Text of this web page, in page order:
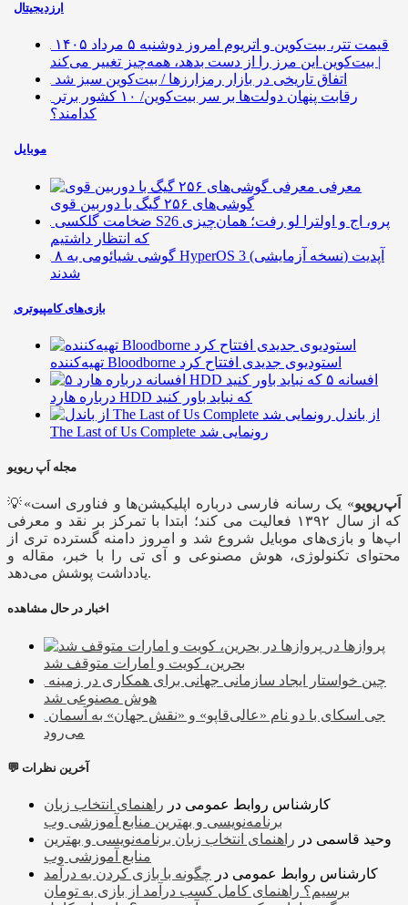
ارزدیجیتال
قیمت تتر، بیت‌کوین و اتریوم امروز دوشنبه ۵ مرداد ۱۴۰۵
| بیت‌کوین این مرز را از دست بدهد، همه‌چیز تغییر می‌کند
اتفاق تاریخی در بازار رمزارزها / بیت‌کوین سبز شد
رقابت پنهان دولت‌ها بر سر بیت‌کوین/ ۱۰ کشور برتر
کدامند؟
موبایل
معرفی
گوشی‌های ۲۵۶ گیگ با دوربین قوی
ضخامت گلکسی S26 پرو، اج و اولترا لو رفت؛ همان‌چیزی
که انتظار داشتیم
۸ گوشی شیائومی به HyperOS 3 (نسخه آزمایشی) آپدیت
شدند
بازی‌های کامپیوتری
تهیه‌کننده Bloodborne استودیوی جدیدی افتتاح کرد
۵ افسانه
درباره هارد HDD که نباید باور کنید
از باندل
The Last of Us Complete رونمایی شد
مجله اَپ ریویو
💡« اَپ‌ریویو» یک رسانه فارسی درباره اپلیکیشن‌ها و فناوری است
که از سال ۱۳۹۲ فعالیت می کند؛ ابتدا با تمرکز بر نقد و معرفی
اپ‌ها و بازی‌های موبایل شروع شد و امروز دامنه گسترده تری از
محتوای تکنولوژی، هوش مصنوعی و آی تی را با خبر، مقاله و
یادداشت پوشش می‌دهد.
اخبار در حال مشاهده
پروازها در
بحرین، کویت و امارات متوقف شد
چین خواستار ایجاد سازمانی جهانی برای همکاری در زمینه
هوش مصنوعی شد
جی اسکای با دو نام «عالی‌قاپو» و «نقش جهان» به آسمان
می‌رود
💬 آخرین نظرات
کارشناس روابط عمومی در راهنمای انتخاب زبان
برنامه‌نویسی و بهترین منابع آموزشی وب
وحید قاسمی در راهنمای انتخاب زبان برنامه‌نویسی و بهترین
منابع آموزشی وب
کارشناس روابط عمومی در چگونه با بازی کردن به درآمد
برسیم؟ راهنمای کامل کسب درآمد از بازی به تومان